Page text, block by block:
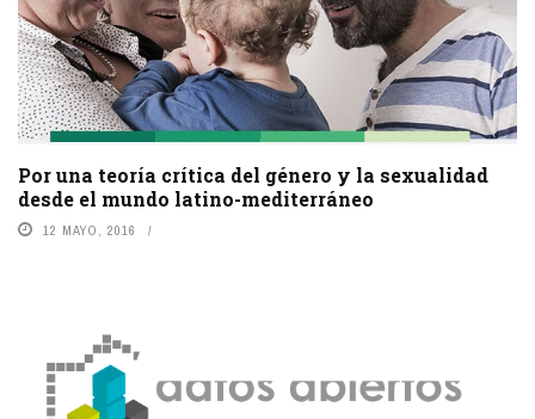
Por una teoría crítica del género y la sexualidad
desde el mundo latino-mediterráneo
12 MAYO, 2016